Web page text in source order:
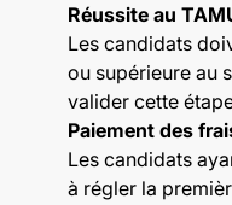
Réussite au
Les candidats
ou supérieure au
valider cette
Paiement des
Les candidats
à régler la